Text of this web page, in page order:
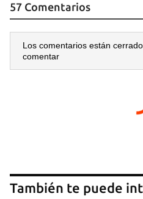
57 Comentarios
Los comentarios están
comentar
También te puede